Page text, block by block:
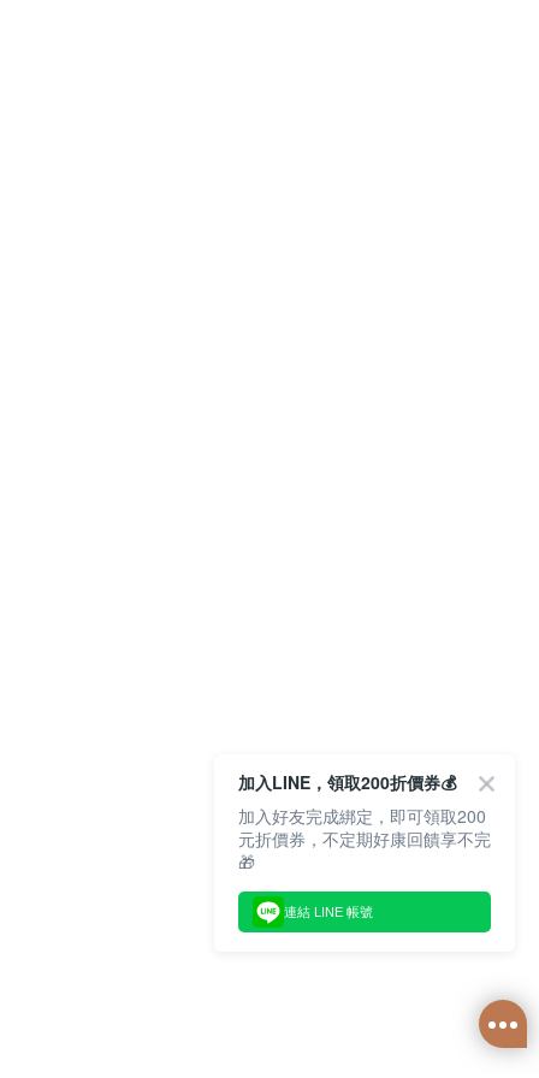
加入LINE，領取200折價券💰
加入好友完成綁定，即可領取200
元折價券，不定期好康回饋享不完
🎁
連結 LINE 帳號